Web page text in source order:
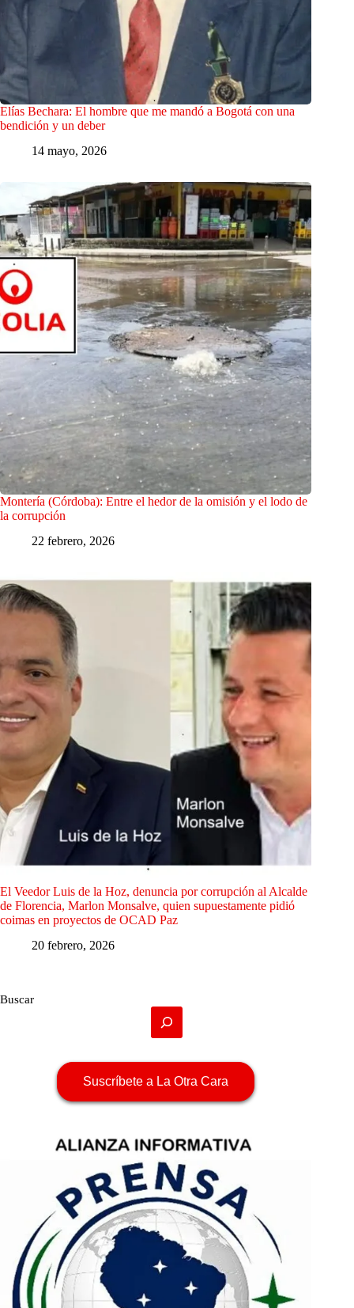
Elías Bechara: El hombre que me mandó a Bogotá con una
bendición y un deber
14 mayo, 2026
Montería (Córdoba): Entre el hedor de la omisión y el lodo de
la corrupción
22 febrero, 2026
El Veedor Luis de la Hoz, denuncia por corrupción al Alcalde
de Florencia, Marlon Monsalve, quien supuestamente pidió
coimas en proyectos de OCAD Paz
20 febrero, 2026
Buscar
Suscríbete a La Otra Cara